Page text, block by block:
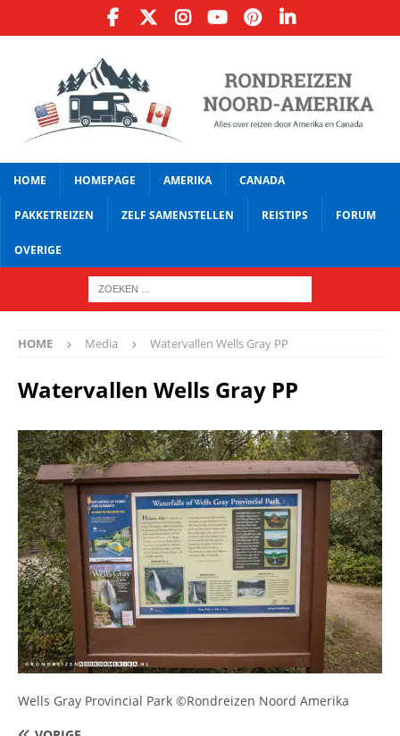
HOME HOMEPAGE AMERIKA CANADA
PAKKETREIZEN ZELF SAMENSTELLEN REISTIPS FORUM
OVERIGE
HOME Media Watervallen Wells Gray PP
Watervallen Wells Gray PP
Wells Gray Provincial Park ©Rondreizen Noord Amerika